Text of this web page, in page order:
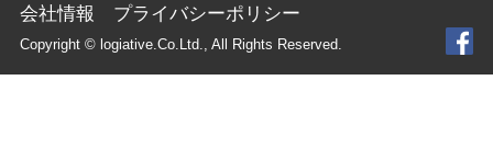
会社情報 プライバシーポリシー
Copyright © logiative.Co.Ltd., All Rights Reserved.